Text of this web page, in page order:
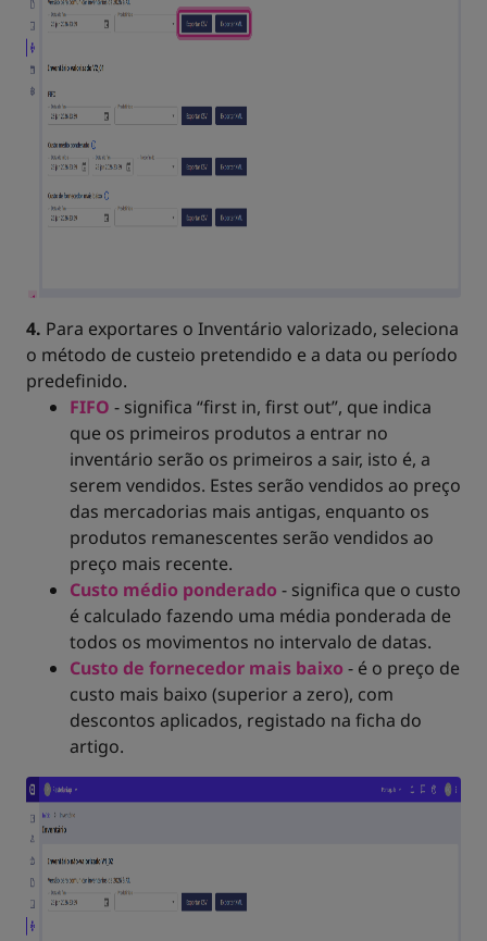
4. Para exportares o Inventário valorizado, seleciona
o método de custeio pretendido e a data ou período
predefinido.
FIFO - significa “first in, first out”, que indica
que os primeiros produtos a entrar no
inventário serão os primeiros a sair, isto é, a
serem vendidos. Estes serão vendidos ao preço
das mercadorias mais antigas, enquanto os
produtos remanescentes serão vendidos ao
preço mais recente.
Custo médio ponderado - significa que o custo
é calculado fazendo uma média ponderada de
todos os movimentos no intervalo de datas.
Custo de fornecedor mais baixo - é o preço de
custo mais baixo (superior a zero), com
descontos aplicados, registado na ficha do
artigo.